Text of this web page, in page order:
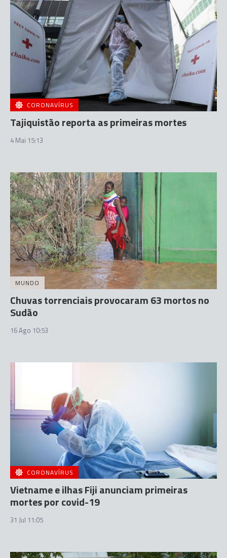
CORONAVÍRUS
Tajiquistão reporta as primeiras mortes
4 Mai 15:13
MUNDO
Chuvas torrenciais provocaram 63 mortos no
Sudão
16 Ago 10:53
CORONAVÍRUS
Vietname e ilhas Fiji anunciam primeiras
mortes por covid-19
31 Jul 11:05